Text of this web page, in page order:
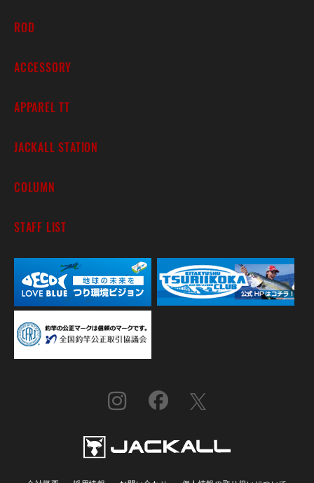
ROD
ACCESSORY
APPAREL TT
JACKALL STATION
COLUMN
STAFF LIST